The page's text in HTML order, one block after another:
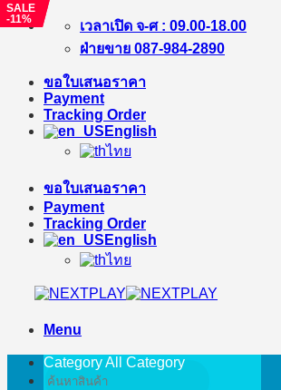
Skip
เวลาเปิด จ-ศ : 09.00-18.00
ฝ่ายขาย 087-984-2890
ขอใบเสนอราคา
Payment
Tracking Order
English
ไทย
ขอใบเสนอราคา
Payment
Tracking Order
English
ไทย
Menu
Search
for:
Category All Category
SALE
-%
SALE
-11%